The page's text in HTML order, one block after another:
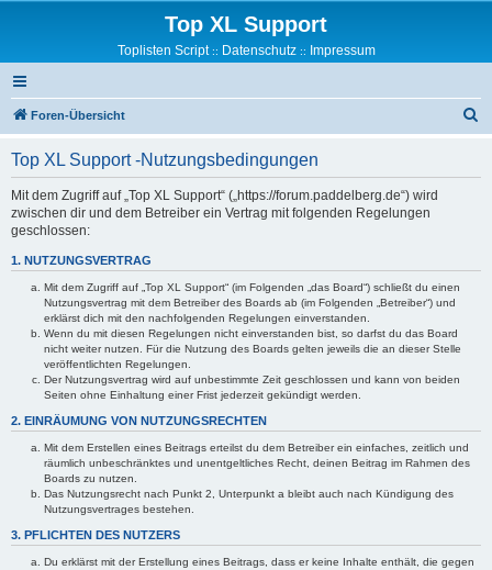
Top XL Support
Toplisten Script:: Datenschutz:: Impressum
Foren-Übersicht
Top XL Support -Nutzungsbedingungen
Mit dem Zugriff auf „Top XL Support“ („https://forum.paddelberg.de“) wird
zwischen dir und dem Betreiber ein Vertrag mit folgenden Regelungen
geschlossen:
1. NUTZUNGSVERTRAG
Mit dem Zugriff auf „Top XL Support“ (im Folgenden „das Board“) schließt du einen
Nutzungsvertrag mit dem Betreiber des Boards ab (im Folgenden „Betreiber“) und
erklärst dich mit den nachfolgenden Regelungen einverstanden.
Wenn du mit diesen Regelungen nicht einverstanden bist, so darfst du das Board
nicht weiter nutzen. Für die Nutzung des Boards gelten jeweils die an dieser Stelle
veröffentlichten Regelungen.
Der Nutzungsvertrag wird auf unbestimmte Zeit geschlossen und kann von beiden
Seiten ohne Einhaltung einer Frist jederzeit gekündigt werden.
2. EINRÄUMUNG VON NUTZUNGSRECHTEN
Mit dem Erstellen eines Beitrags erteilst du dem Betreiber ein einfaches, zeitlich und
räumlich unbeschränktes und unentgeltliches Recht, deinen Beitrag im Rahmen des
Boards zu nutzen.
Das Nutzungsrecht nach Punkt 2, Unterpunkt a bleibt auch nach Kündigung des
Nutzungsvertrages bestehen.
3. PFLICHTEN DES NUTZERS
Du erklärst mit der Erstellung eines Beitrags, dass er keine Inhalte enthält, die gegen